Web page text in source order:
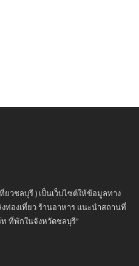
ยวชลบุรี ) เป็นเว็บไซต์ให้ข้อมูลทาง
ท่องเที่ยว ร้านอาหาร แนะนำสถานที่
ท ที่พักในจังหวัดชลบุรี”